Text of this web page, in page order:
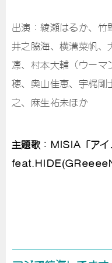
出演：綾瀬はるか、竹
井之脇海、横溝菜帆、
凛、村本大輔（ウーマ
穂、奥山佳恵、宇梶剛
之、麻生祐未ほか
主題歌：MISIA「アイ